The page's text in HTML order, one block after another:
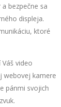
bezpečne sa
displeja.
ktoré
video
webovej kamere
pánmi svojich